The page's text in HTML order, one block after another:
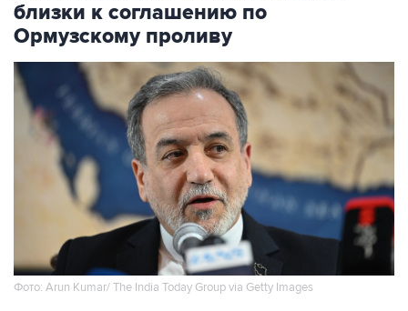
близки к соглашению по
Ормузскому проливу
Фото: Arun Kumar/ The India Today Group via Getty Images